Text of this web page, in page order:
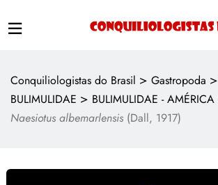
Conquiliologistas do Brasil > Gastropoda >
BULIMULIDAE > BULIMULIDAE - AMÉRICA
Naesiotus albemarlensis (Dall, 1917)